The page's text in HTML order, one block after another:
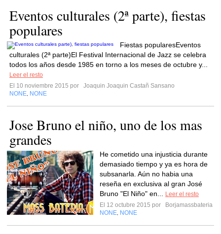
Eventos culturales (2ª parte), fiestas
populares
Fiestas popularesEventos
culturales (2ª parte)El Festival Internacional de Jazz se celebra
todos los años desde 1985 en torno a los meses de octubre y...
Leer el resto
El 10 noviembre 2015 por
Joaquin Joaquin Castañ Sansano
NONE NONE
Jose Bruno el niño, uno de los mas
grandes
He cometido una injusticia durante
demasiado tiempo y ya es hora de
subsanarla. Aún no habia una
reseña en exclusiva al gran José
Bruno "El Niño" en...
Leer el resto
El 12 octubre 2015 por
Borjamassbateria
NONE NONE